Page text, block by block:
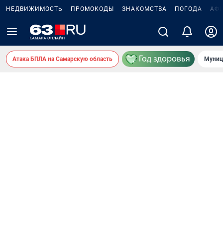
НЕДВИЖИМОСТЬ ПРОМОКОДЫ ЗНАКОМСТВА ПОГОДА
Атака БПЛА на Самарскую область